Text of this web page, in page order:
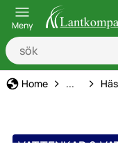
Meny
Home ...
VATTENKAR &